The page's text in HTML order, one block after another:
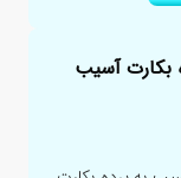
بکارت آسیب